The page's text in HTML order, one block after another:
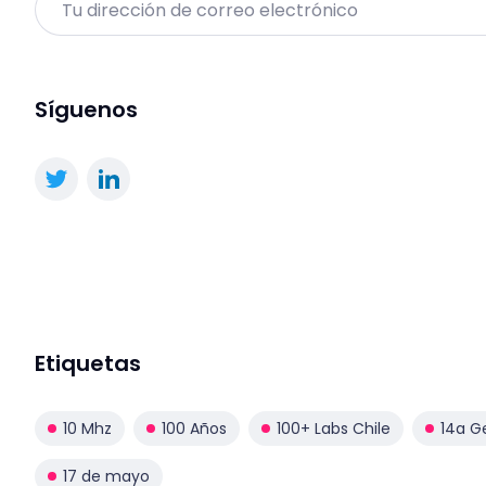
Síguenos
Etiquetas
10 Mhz 100 Años 100+ Labs Chile 14a
17 de mayo